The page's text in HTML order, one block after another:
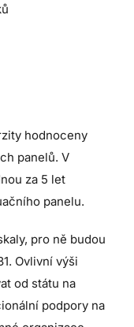
hodnoceny
panelů. V
za 5 let
panelu.
pro ně budou
Ovlivní výši
od státu na
podpory na